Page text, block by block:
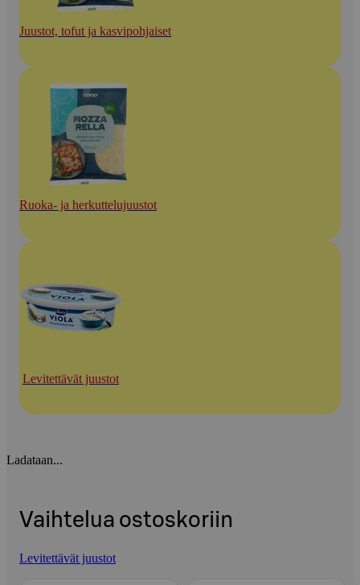
Juustot, tofut ja kasvipohjaiset
Ruoka- ja herkuttelujuustot
Levitettävät juustot
Ladataan...
Vaihtelua ostoskoriin
Levitettävät juustot